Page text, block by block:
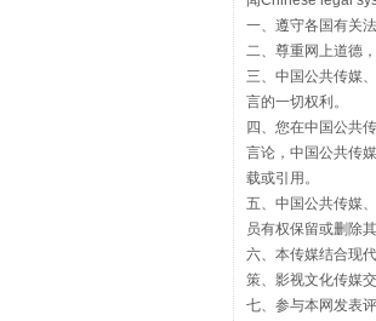
揭
一、遵守各国有关
二、尊重网上道德
三、中国公共传媒
言的一切权利。
四、您在中国公共
言论，中国公共传
载或引用。
五、中国公共传媒
员有权保留或删除
六、本传媒结合现
策、影视文化传媒
七、参与本网发表